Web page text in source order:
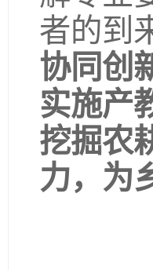
者的到
协同创
实施产
挖掘农
力，为